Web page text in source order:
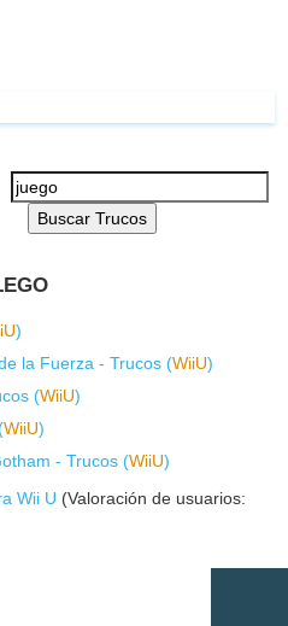
Buscar Trucos
)
la Fuerza - Trucos (WiiU)
(WiiU)
WiiU)
- Trucos (WiiU)
Wii U (Valoración de usuarios: